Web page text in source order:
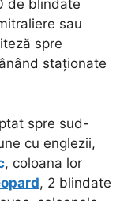
de blindate
sau
spre
staționate
spre sud-
cu englezii,
, coloana lor
, 2 blindate